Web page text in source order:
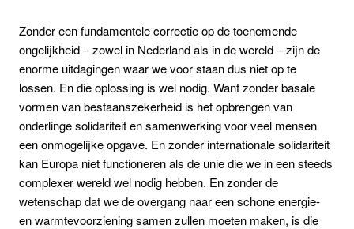
Zonder een fundamentele correctie op de toenemende
ongelijkheid – zowel in Nederland als in de wereld – zijn de
enorme uitdagingen waar we voor staan dus niet op te
lossen. En die oplossing is wel nodig. Want zonder basale
vormen van bestaanszekerheid is het opbrengen van
onderlinge solidariteit en samenwerking voor veel mensen
een onmogelijke opgave. En zonder internationale solidariteit
kan Europa niet functioneren als de unie die we in een steeds
complexer wereld wel nodig hebben. En zonder de
wetenschap dat we de overgang naar een schone energie-
en warmtevoorziening samen zullen moeten maken, is die